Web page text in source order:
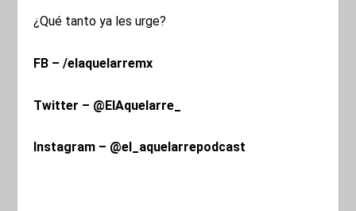
¿Qué tanto ya les urge?
FB – /elaquelarremx
Twitter – @ElAquelarre_
Instagram – @el_aquelarrepodcast